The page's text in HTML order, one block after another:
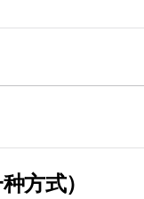
方式）